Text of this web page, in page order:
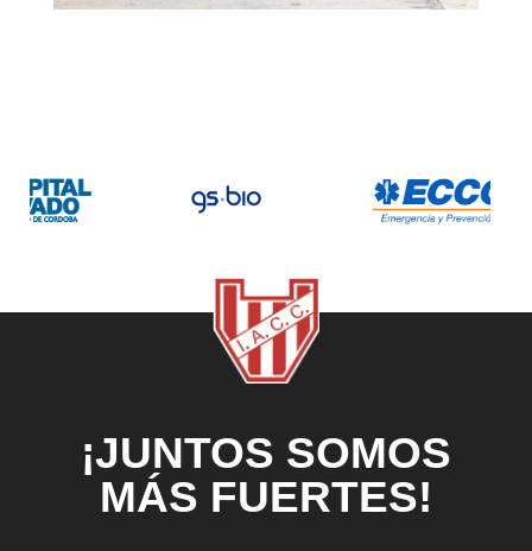
¡JUNTOS SOMOS
MÁS FUERTES!